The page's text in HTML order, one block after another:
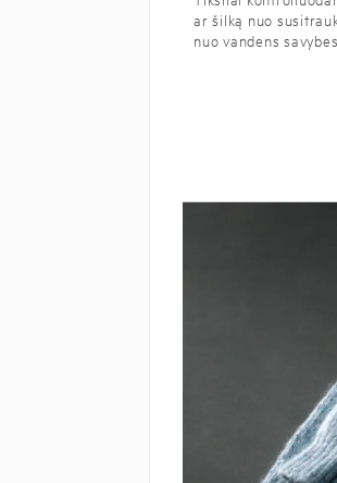
ar šilką nuo
nuo vandens savybes.